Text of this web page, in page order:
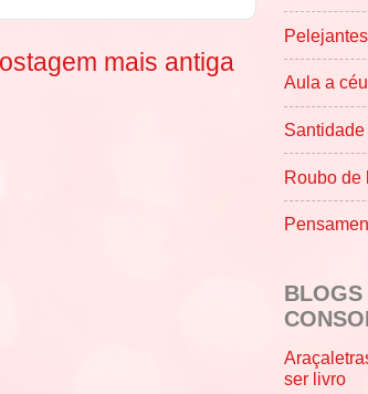
mais antiga
Aula a
Roubo de
BLOGS
ser livro